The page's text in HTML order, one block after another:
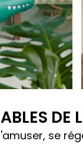
DE
se